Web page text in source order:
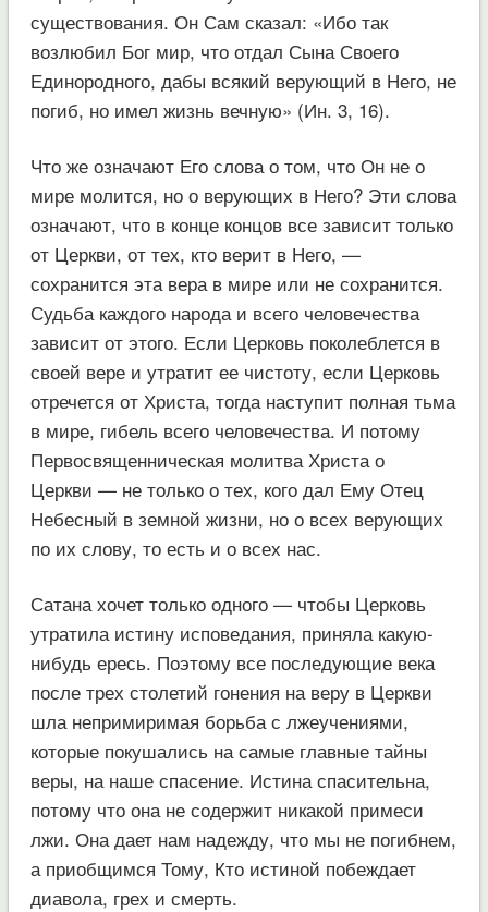
существования. Он Сам сказал: «Ибо так
возлюбил Бог мир, что отдал Сына Своего
Единородного, дабы всякий верующий в Него, не
погиб, но имел жизнь вечную» (Ин. 3, 16).
Что же означают Его слова о том, что Он не о
мире молится, но о верующих в Него? Эти слова
означают, что в конце концов все зависит только
от Церкви, от тех, кто верит в Него, —
сохранится эта вера в мире или не сохранится.
Судьба каждого народа и всего человечества
зависит от этого. Если Церковь поколеблется в
своей вере и утратит ее чистоту, если Церковь
отречется от Христа, тогда наступит полная тьма
в мире, гибель всего человечества. И потому
Первосвященническая молитва Христа о
Церкви — не только о тех, кого дал Ему Отец
Небесный в земной жизни, но о всех верующих
по их слову, то есть и о всех нас.
Сатана хочет только одного — чтобы Церковь
утратила истину исповедания, приняла какую-
нибудь ересь. Поэтому все последующие века
после трех столетий гонения на веру в Церкви
шла непримиримая борьба с лжеучениями,
которые покушались на самые главные тайны
веры, на наше спасение. Истина спасительна,
потому что она не содержит никакой примеси
лжи. Она дает нам надежду, что мы не погибнем,
а приобщимся Тому, Кто истиной побеждает
диавола, грех и смерть.